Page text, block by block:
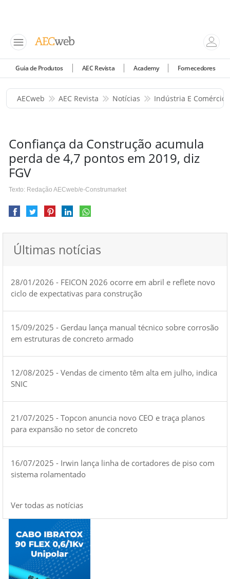
Guia de Produtos AEC Revista Academy Fornecedores
AECweb AEC Revista Notícias Indústria E Comércio
Confiança da Construção acumula
perda de 4,7 pontos em 2019, diz
FGV
Texto: Redação AECweb/e-Construmarket
Últimas notícias
28/01/2026 - FEICON 2026 ocorre em abril e reflete novo
ciclo de expectativas para construção
15/09/2025 - Gerdau lança manual técnico sobre corrosão
em estruturas de concreto armado
12/08/2025 - Vendas de cimento têm alta em julho, indica
SNIC
21/07/2025 - Topcon anuncia novo CEO e traça planos
para expansão no setor de concreto
16/07/2025 - Irwin lança linha de cortadores de piso com
sistema rolamentado
Ver todas as notícias